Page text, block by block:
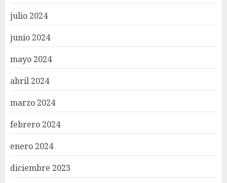
julio 2024
junio 2024
mayo 2024
abril 2024
marzo 2024
febrero 2024
enero 2024
diciembre 2023